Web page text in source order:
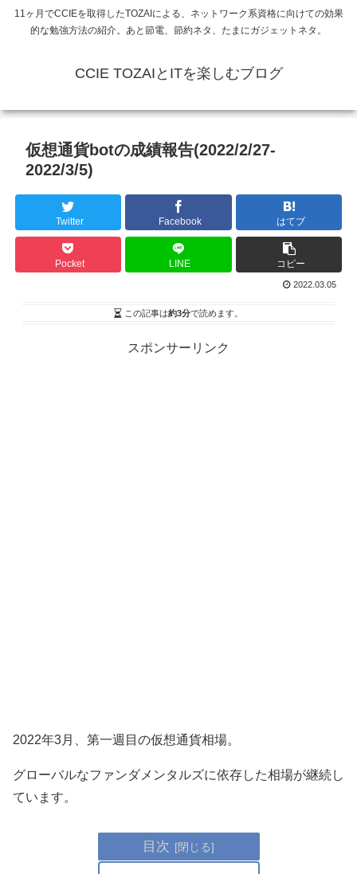
11ヶ月でCCIEを取得したTOZAIによる、ネットワーク系資格に向けての効果
的な勉強方法の紹介。あと節電、節約ネタ、たまにガジェットネタ。
CCIE TOZAIとITを楽しむブログ
仮想通貨botの成績報告(2022/2/27-
2022/3/5)
Twitter Facebook はてブ
Pocket LINE コピー
2022.03.05
この記事は約3分で読めます。
スポンサーリンク
2022年3月、第一週目の仮想通貨相場。
グローバルなファンダメンタルズに依存した相場が継続し
ています。
目次